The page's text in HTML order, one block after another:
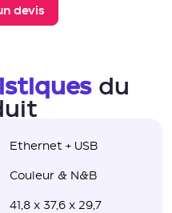
devis
du
Ethernet + USB
Couleur & N&B
41,8 x 37,6 x 29,7